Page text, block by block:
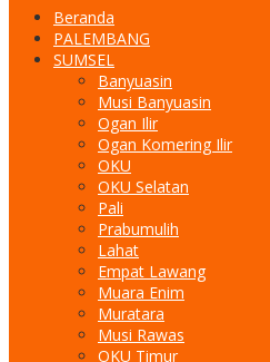
Beranda
PALEMBANG
SUMSEL
Banyuasin
Musi Banyuasin
Ogan Ilir
Ogan Komering Ilir
OKU
OKU Selatan
Pali
Prabumulih
Lahat
Empat Lawang
Muara Enim
Muratara
Musi Rawas
OKU Timur